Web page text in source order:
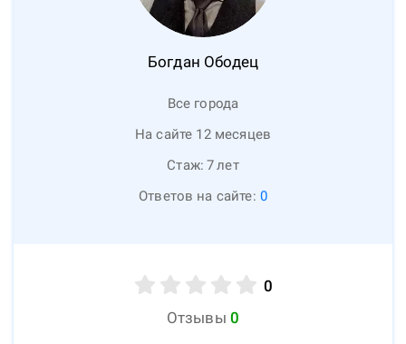
Богдан Ободец
Все города
На сайте 12 месяцев
Стаж: 7лет
Ответов на сайте: 0
0
Отзывы 0